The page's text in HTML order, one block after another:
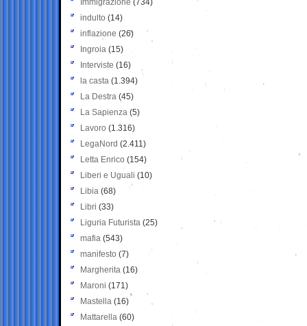
Immigrazione (734)
indulto (14)
inflazione (26)
Ingroia (15)
Interviste (16)
la casta (1.394)
La Destra (45)
La Sapienza (5)
Lavoro (1.316)
LegaNord (2.411)
Letta Enrico (154)
Liberi e Uguali (10)
Libia (68)
Libri (33)
Liguria Futurista (25)
mafia (543)
manifesto (7)
Margherita (16)
Maroni (171)
Mastella (16)
Mattarella (60)